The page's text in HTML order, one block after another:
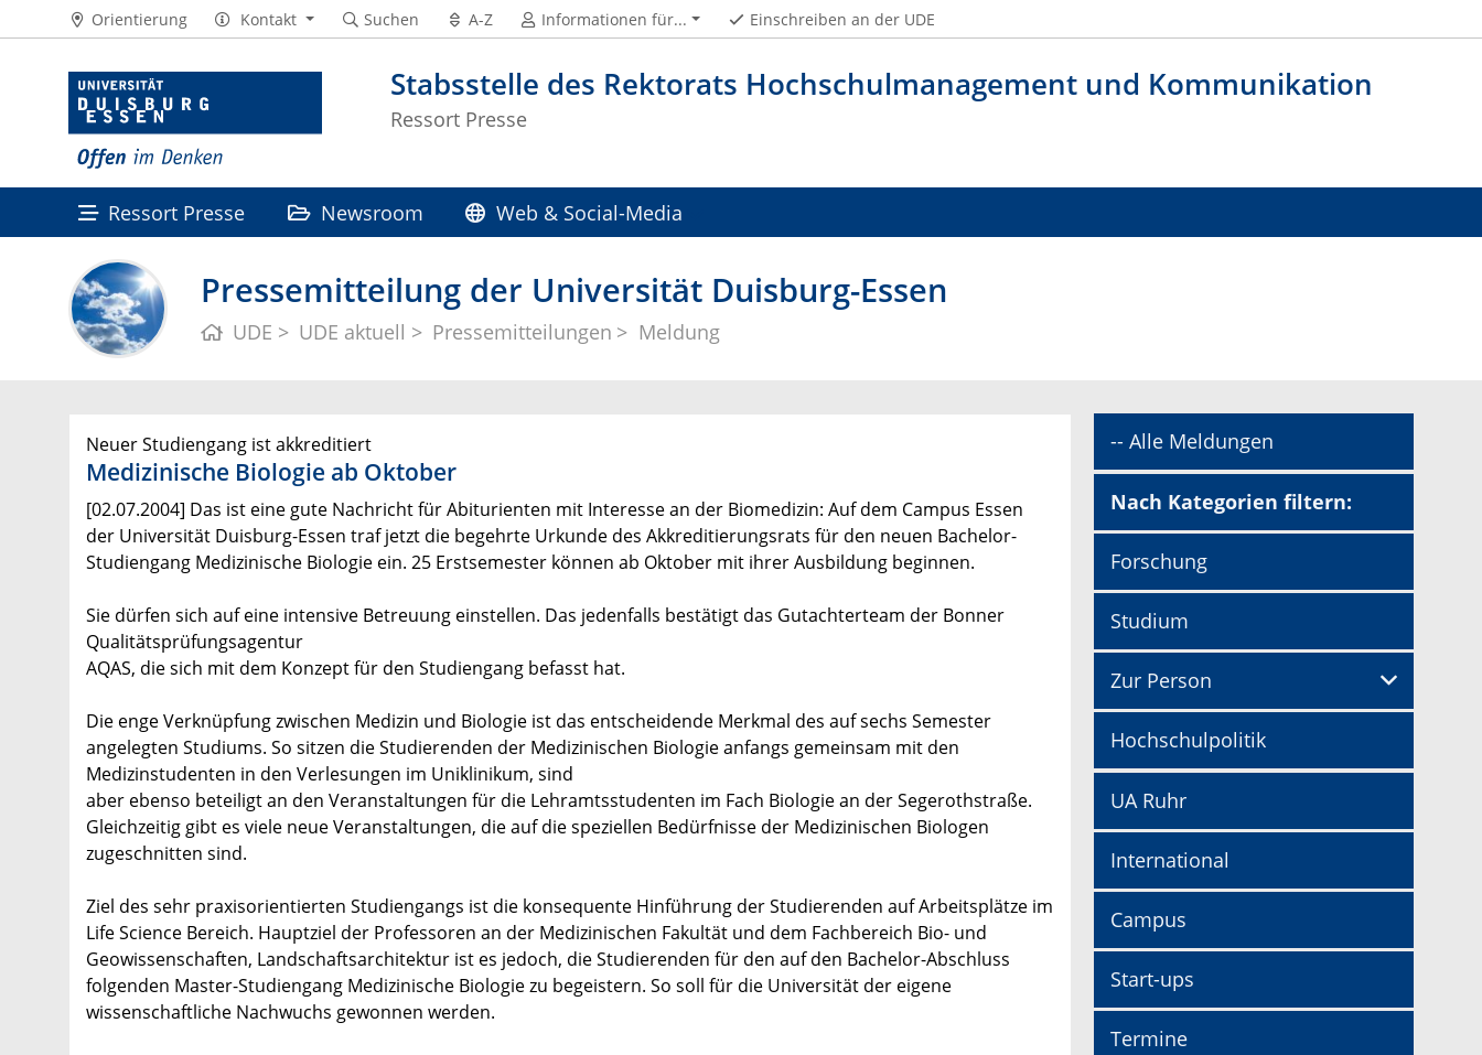
Stabsstelle des Rektorats Hochschulmanagement und Kommunikation
Ressort Presse
Orientierung Kontakt Suchen A-Z Informationen für... Einschreiben an der UDE
Ressort Presse Newsroom Web & Social-Media
Pressemitteilung der Universität Duisburg-Essen
UDE UDE aktuell Pressemitteilungen Meldung
Neuer Studiengang ist akkreditiert
Medizinische Biologie ab Oktober
[02.07.2004] Das ist eine gute Nachricht für Abiturienten mit Interesse an der Biomedizin: Auf dem Campus Essen
der Universität Duisburg-Essen traf jetzt die begehrte Urkunde des Akkreditierungsrats für den neuen Bachelor-
Studiengang Medizinische Biologie ein. 25 Erstsemester können ab Oktober mit ihrer Ausbildung beginnen.
Sie dürfen sich auf eine intensive Betreuung einstellen. Das jedenfalls bestätigt das Gutachterteam der Bonner
Qualitätsprüfungsagentur
AQAS, die sich mit dem Konzept für den Studiengang befasst hat.
Die enge Verknüpfung zwischen Medizin und Biologie ist das entscheidende Merkmal des auf sechs Semester
angelegten Studiums. So sitzen die Studierenden der Medizinischen Biologie anfangs gemeinsam mit den
Medizinstudenten in den Verlesungen im Uniklinikum, sind
aber ebenso beteiligt an den Veranstaltungen für die Lehramtsstudenten im Fach Biologie an der Segerothstraße.
Gleichzeitig gibt es viele neue Veranstaltungen, die auf die speziellen Bedürfnisse der Medizinischen Biologen
zugeschnitten sind.
Ziel des sehr praxisorientierten Studiengangs ist die konsequente Hinführung der Studierenden auf Arbeitsplätze im
Life Science Bereich. Hauptziel der Professoren an der Medizinischen Fakultät und dem Fachbereich Bio- und
Geowissenschaften, Landschaftsarchitektur ist es jedoch, die Studierenden für den auf den Bachelor-Abschluss
folgenden Master-Studiengang Medizinische Biologie zu begeistern. So soll für die Universität der eigene
wissenschaftliche Nachwuchs gewonnen werden.
-- Alle Meldungen
Nach Kategorien filtern:
Forschung
Studium
Zur Person
Hochschulpolitik
UA Ruhr
International
Campus
Start-ups
Termine